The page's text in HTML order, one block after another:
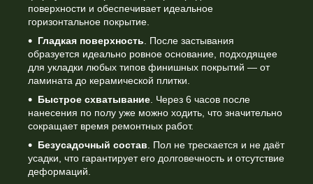
поверхности и обеспечивает идеальное
горизонтальное покрытие.
Гладкая поверхность . После застывания
образуется идеально ровное основание, подходящее
для укладки любых типов финишных покрытий — от
ламината до керамической плитки.
Быстрое схватывание . Через 6 часов после
нанесения по полу уже можно ходить, что значительно
сокращает время ремонтных работ.
Безусадочный состав . Пол не трескается и не даёт
усадки, что гарантирует его долговечность и отсутствие
деформаций.